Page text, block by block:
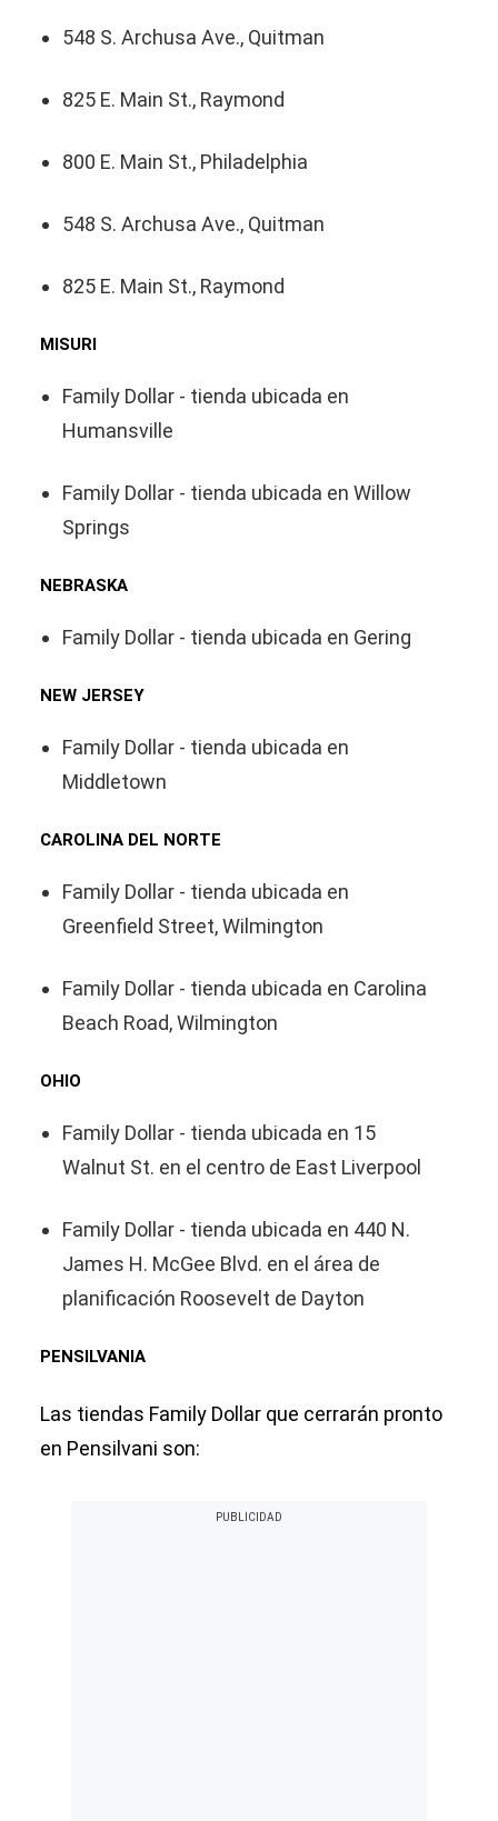
548 S. Archusa Ave., Quitman
825 E. Main St., Raymond
800 E. Main St., Philadelphia
548 S. Archusa Ave., Quitman
825 E. Main St., Raymond
MISURI
Family Dollar - tienda ubicada en
Humansville
Family Dollar - tienda ubicada en Willow
Springs
NEBRASKA
Family Dollar - tienda ubicada en Gering
NEW JERSEY
Family Dollar - tienda ubicada en
Middletown
CAROLINA DEL NORTE
Family Dollar - tienda ubicada en
Greenfield Street, Wilmington
Family Dollar - tienda ubicada en Carolina
Beach Road, Wilmington
OHIO
Family Dollar - tienda ubicada en 15
Walnut St. en el centro de East Liverpool
Family Dollar - tienda ubicada en 440 N.
James H. McGee Blvd. en el área de
planificación Roosevelt de Dayton
PENSILVANIA
Las tiendas Family Dollar que cerrarán pronto
en Pensilvani son: